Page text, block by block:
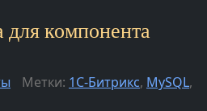
для компонента
Метки: 1С-Битрикс, MySQL,